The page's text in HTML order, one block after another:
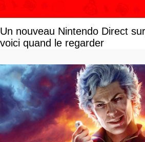
Un nouveau Nintendo Direct
voici quand le regarder